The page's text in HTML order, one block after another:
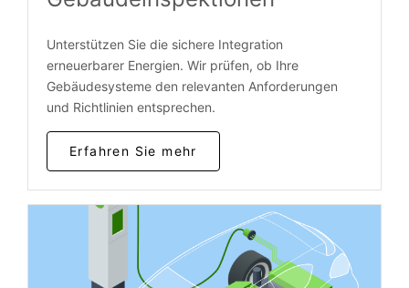
Unterstützen Sie die sichere Integration
erneuerbarer Energien. Wir prüfen, ob Ihre
Gebäudesysteme den relevanten Anforderungen
und Richtlinien entsprechen.
Erfahren Sie mehr